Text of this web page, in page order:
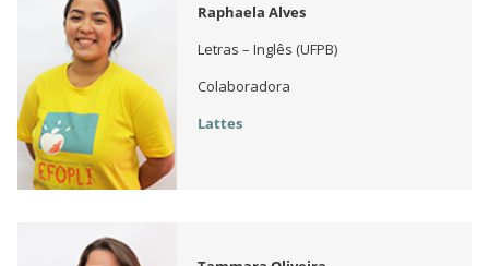
Raphaela Alves
Letras – Inglês (UFPB)
Colaboradora
Lattes